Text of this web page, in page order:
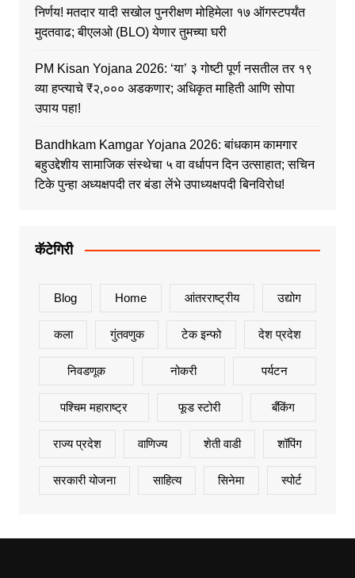
निर्णय! मतदार यादी सखोल पुनरीक्षण मोहिमेला १७ ऑगस्टपर्यंत
मुदतवाढ; बीएलओ (BLO) येणार तुमच्या घरी
PM Kisan Yojana 2026: ‘या’ ३ गोष्टी पूर्ण नसतील तर १९
व्या हप्त्याचे ₹२,००० अडकणार; अधिकृत माहिती आणि सोपा
उपाय पहा!
Bandhkam Kamgar Yojana 2026: बांधकाम कामगार
बहुउद्देशीय सामाजिक संस्थेचा ५ वा वर्धापन दिन उत्साहात; सचिन
टिके पुन्हा अध्यक्षपदी तर बंडा लेंभे उपाध्यक्षपदी बिनविरोध!
कॅटेगिरी
Blog Home आंतरराष्ट्रीय उद्योग
कला गुंतवणुक टेक इन्फो देश प्रदेश
निवडणूक नोकरी पर्यटन
पश्चिम महाराष्ट्र फूड स्टोरी बँकिंग
राज्य प्रदेश वाणिज्य शेती वाडी शॉपिंग
सरकारी योजना साहित्य सिनेमा स्पोर्ट